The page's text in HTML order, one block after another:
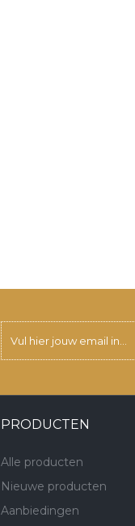
PRODUCTEN
Alle producten
Nieuwe producten
Aanbiedingen